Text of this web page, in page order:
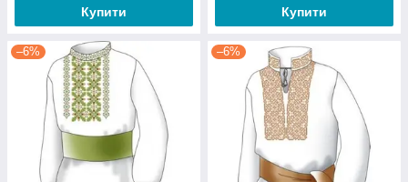
Купити Купити
–6% –6%